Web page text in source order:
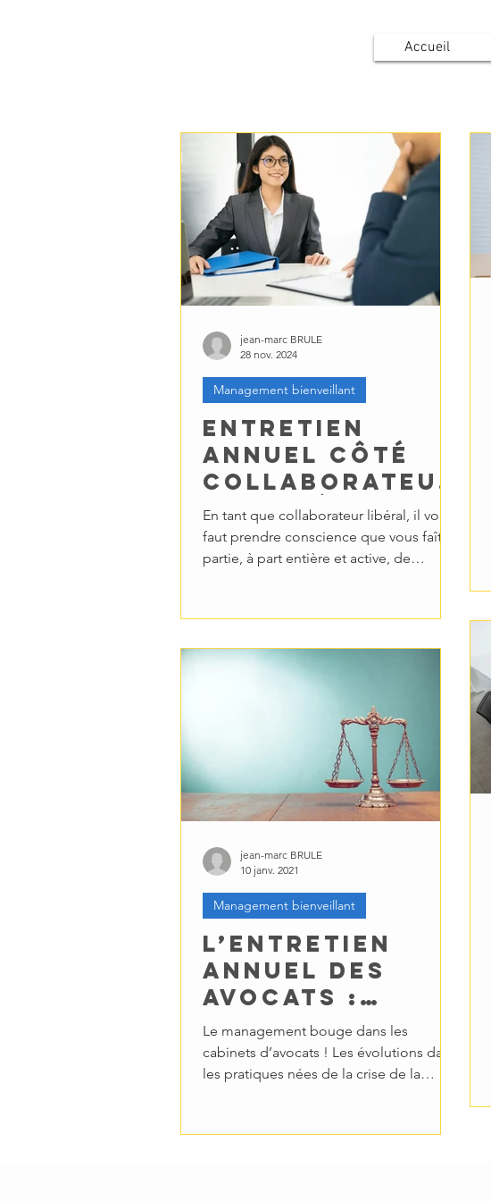
Accueil
entretien
annuel côté
Collaborateur
: les 3 étapes
pour le
réussir
En tant que collaborateur libéral, il vous
faut prendre conscience que vous faîtes
partie, à part entière et active, de
Management bienveillant
jean-marc BRULE
28 nov. 2024
L’entretien
annuel des
avocats :
contrainte
légale ou
temps fort du
Le management bouge dans les
cabinets d’avocats ! Les évolutions dans
les pratiques nées de la crise de la
Management bienveillant
jean-marc BRULE
10 janv. 2021